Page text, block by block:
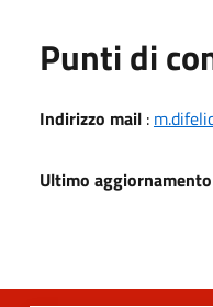
Punti di
Indirizzo mail :
Ultimo aggiornamento